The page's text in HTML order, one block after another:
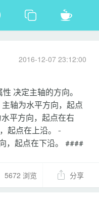
2016-12-07 23:12:00
决定主轴的方向。
轴为水平方向，起点
平方向，起点在右
起点在上沿。 -
，起点在下沿。 ####
。 - wrap：换行，第
行，第一行在下方。
5672 浏览 分享